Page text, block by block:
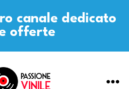
canale dedicato
offerte